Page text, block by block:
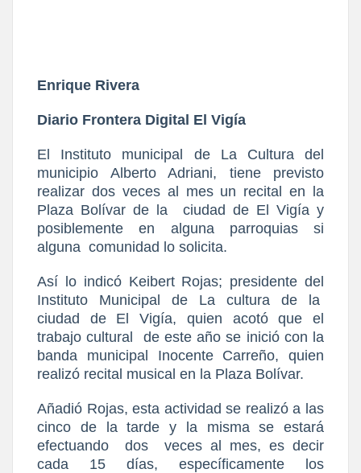
Enrique Rivera
Diario Frontera Digital El Vigía
El Instituto municipal de La Cultura del
municipio Alberto Adriani, tiene previsto
realizar dos veces al mes un recital en la
Plaza Bolívar de la
ciudad de El Vigía y
posiblemente en alguna parroquias si
alguna comunidad lo solicita.
Así lo indicó Keibert Rojas; presidente del
Instituto Municipal de La cultura de la
ciudad de El Vigía, quien acotó que el
trabajo cultural
de este año se inició con la
banda municipal Inocente Carreño, quien
realizó recital musical en la Plaza Bolívar.
Añadió Rojas, esta actividad se realizó a las
cinco de la tarde y la misma se estará
efectuando
dos
veces al mes, es decir
cada 15 días, específicamente los